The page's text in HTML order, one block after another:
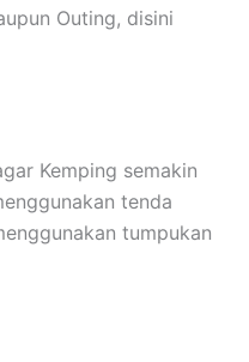
Outing, disini
Kemping semakin
tenda
tumpukan